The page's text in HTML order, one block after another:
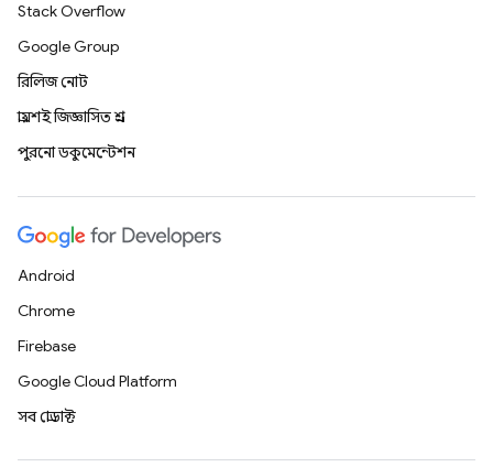
Stack Overflow
Google Group
রিলিজ নোট
প্রায়শই জিজ্ঞাসিত প্রশ্ন
পুরনো ডকুমেন্টেশন
Android
Chrome
Firebase
Google Cloud Platform
সব প্রোডাক্ট